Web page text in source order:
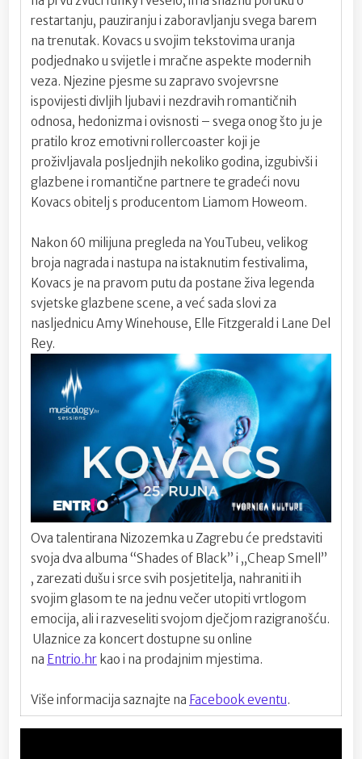
restartanju, pauziranju i zaboravljanju svega barem
na trenutak. Kovacs u svojim tekstovima uranja
podjednako u svijetle i mračne aspekte modernih
veza. Njezine pjesme su zapravo svojevrsne
ispovijesti divljih ljubavi i nezdravih romantičnih
odnosa, hedonizma i ovisnosti – svega onog što ju je
pratilo kroz emotivni rollercoaster koji je
proživljavala posljednjih nekoliko godina, izgubivši i
glazbene i romantične partnere te gradeći novu
Kovacs obitelj s producentom Liamom Howeom.
Nakon 60 milijuna pregleda na YouTubeu, velikog
broja nagrada i nastupa na istaknutim festivalima,
Kovacs je na pravom putu da postane živa legenda
svjetske glazbene scene, a već sada slovi za
nasljednicu Amy Winehouse, Elle Fitzgerald i Lane Del
Rey.
Ova talentirana Nizozemka u Zagrebu će predstaviti
svoja dva albuma “Shades of Black” i ,,Cheap Smell”
, zarezati dušu i srce svih posjetitelja, nahraniti ih
svojim glasom te na jednu večer utopiti vrtlogom
emocija, ali i razveseliti svojom dječjom razigranošću.
Ulaznice za koncert dostupne su online
na Entrio.hr kao i na prodajnim mjestima.
Više informacija saznajte na Facebook eventu.